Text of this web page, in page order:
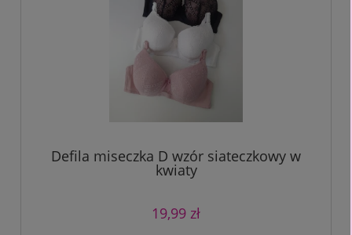
Defila miseczka D wzór siateczkowy w
kwiaty
19,99 zł